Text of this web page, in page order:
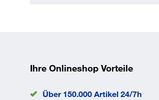
Ihre Onlineshop Vorteile
Über 150.000 Artikel 24/7h